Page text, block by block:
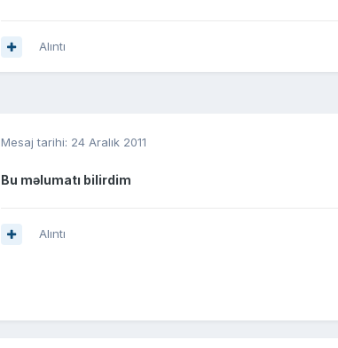
Alıntı
Mesaj tarihi: 24 Aralık 2011
Bu məlumatı bilirdim
Alıntı